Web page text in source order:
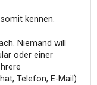
kennen.
Niemand will
oder einer
Telefon, E-Mail)